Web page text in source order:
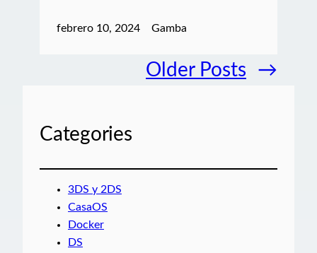
febrero 10, 2024 Gamba
Older Posts →
Categories
3DS y 2DS
CasaOS
Docker
DS